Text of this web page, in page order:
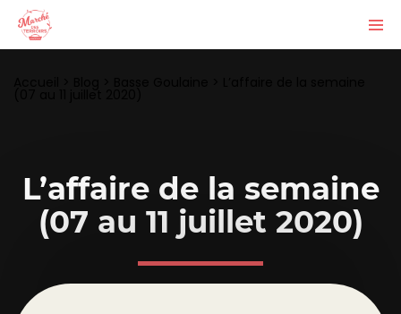
L’affaire de la semaine
(07 au 11 juillet 2020)